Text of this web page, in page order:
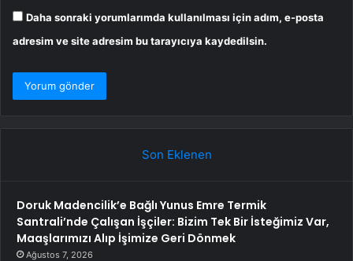
Daha sonraki yorumlarımda kullanılması için adım, e-posta
adresim ve site adresim bu tarayıcıya kaydedilsin.
Son Eklenen
Doruk Madencilik’e Bağlı Yunus Emre Termik
Santrali’nde Çalışan İşçiler: Bizim Tek Bir İsteğimiz Var,
Maaşlarımızı Alıp İşimize Geri Dönmek
Ağustos 7, 2026